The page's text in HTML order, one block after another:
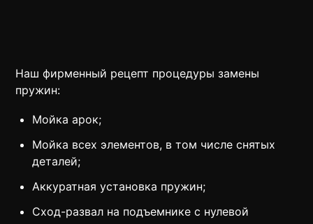
Наш фирменный рецепт процедуры замены
пружин:
Мойка арок;
Мойка всех элементов, в том числе снятых
деталей;
Аккуратная установка пружин;
Сход-развал на подъемнике с нулевой